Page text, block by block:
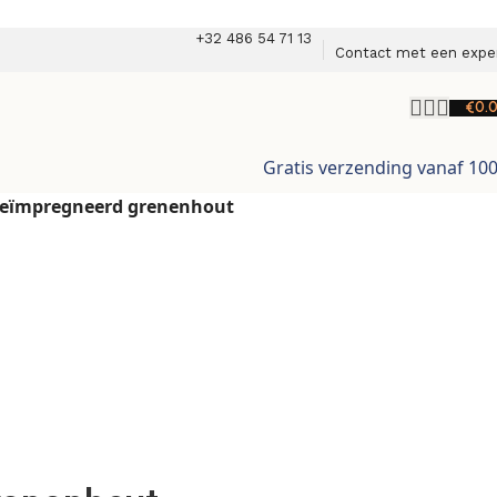
+32 486 54 71 13
Contact met een
€
Gratis verzending vanaf
grenenhout